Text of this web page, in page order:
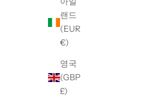
랜드
(EUR
€)
영국
(GBP
£)